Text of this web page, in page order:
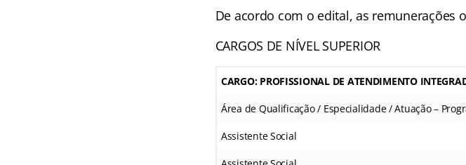
De acordo com o edital, as remunerações
CARGOS DE NÍVEL SUPERIOR
CARGO: PROFISSIONAL DE ATENDIMENTO
Área de Qualificação / Especialidade / Atuação –
Assistente Social